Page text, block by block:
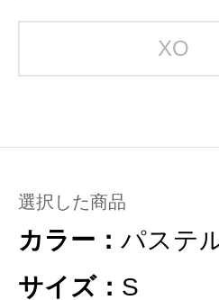
XO
選択した商品
カラー： パステ
サイズ： S